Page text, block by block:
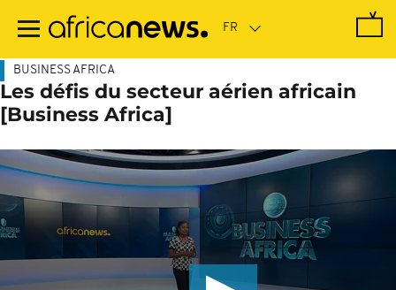
contenu
BUSINESS AFRICA
Les défis du secteur aérien africain
[Business Africa]